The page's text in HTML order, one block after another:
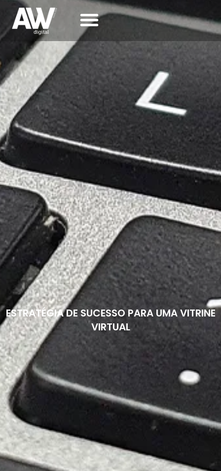
ESTRATÉGIA DE SUCESSO PARA UMA VITRINE
VIRTUAL